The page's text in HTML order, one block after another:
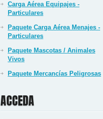
Carga Aérea Equipajes -
Particulares
Paquete Carga Aérea Menajes -
Particulares
Paquete Mascotas / Animales
Vivos
Paquete Mercancías Peligrosas
ACCEDA